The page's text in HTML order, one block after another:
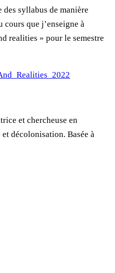
des syllabus de manière
que j’enseigne à
realities » pour le semestre
et chercheuse en
décolonisation. Basée à